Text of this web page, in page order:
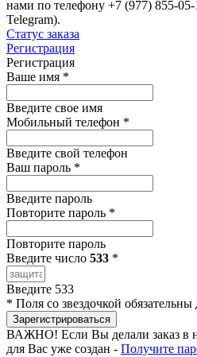
нами по телефону +7 (977) 855-
Telegram).
Статус заказа
Регистрация
Регистрация
Ваше имя *
Введите свое имя
Мобильный телефон *
Введите свой телефон
Ваш пароль *
Введите пароль
Повторите пароль *
Повторите пароль
Введите число 533 *
Введите 533
* Поля со звездочкой обязательны
Зарегистрироваться
ВАЖНО! Если Вы делали заказ в
для Вас уже создан - Получите